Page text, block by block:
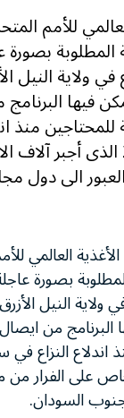
للأمم
المطلوبة
في ولاية النيل
فيها
منذ
سبتمبر/أيلول 2011 الذى
الى دول
العالمي
بصورة
ولاية النيل
البرنامج من
على الفرار من
السودان.